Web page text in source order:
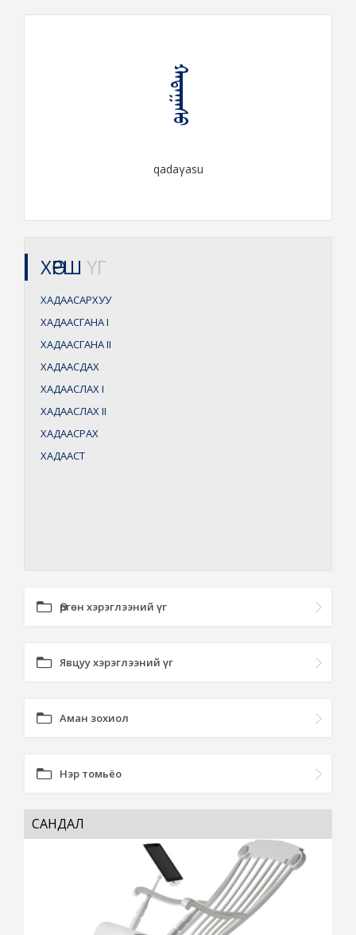
ᠬᠠᠳᠠᠭᠠᠰᠤ
qadaγasu
ХӨРШ ҮГ
ХАДААСАРХУУ
ХАДААСГАНАI
ХАДААСГАНАII
ХАДААСДАХ
ХАДААСЛАХI
ХАДААСЛАХII
ХАДААСРАХ
ХАДААСТ
Өргөн хэрэглээний үг
Явцуу хэрэглээний үг
Аман зохиол
Нэр томьёо
САНДАЛ